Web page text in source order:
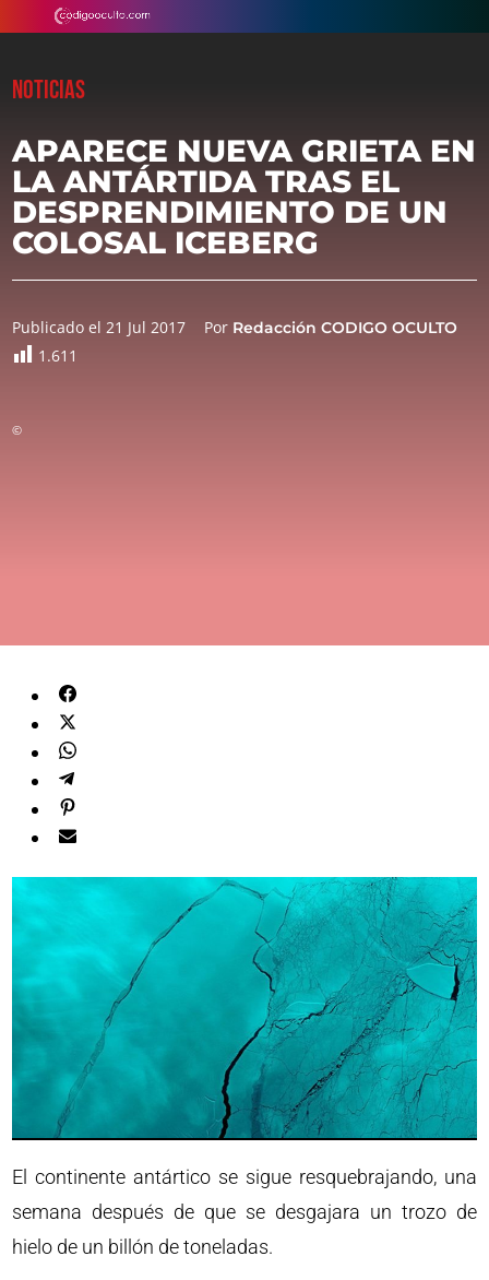
NOTICIAS
APARECE NUEVA GRIETA EN
LA ANTÁRTIDA TRAS EL
DESPRENDIMIENTO DE UN
COLOSAL ICEBERG
Publicado el 21 Jul 2017 Por Redacción CODIGO OCULTO
1.611
©
El continente antártico se sigue resquebrajando, una
semana después de que se desgajara un trozo de
hielo de un billón de toneladas.